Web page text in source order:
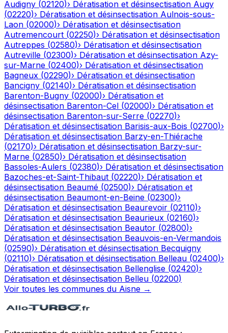
Audigny (02120)› Dératisation et désinsectisation Augy
(02220)› Dératisation et désinsectisation Aulnois-sous-
Laon (02000)› Dératisation et désinsectisation
Autremencourt (02250)› Dératisation et désinsectisation
Autreppes (02580)› Dératisation et désinsectisation
Autreville (02300)› Dératisation et désinsectisation Azy-
sur-Marne (02400)› Dératisation et désinsectisation
Bagneux (02290)› Dératisation et désinsectisation
Bancigny (02140)› Dératisation et désinsectisation
Barenton-Bugny (02000)› Dératisation et
désinsectisation Barenton-Cel (02000)› Dératisation et
désinsectisation Barenton-sur-Serre (02270)›
Dératisation et désinsectisation Barisis-aux-Bois (02700)›
Dératisation et désinsectisation Barzy-en-Thiérache
(02170)› Dératisation et désinsectisation Barzy-sur-
Marne (02850)› Dératisation et désinsectisation
Bassoles-Aulers (02380)› Dératisation et désinsectisation
Bazoches-et-Saint-Thibaut (02220)› Dératisation et
désinsectisation Beaumé (02500)› Dératisation et
désinsectisation Beaumont-en-Beine (02300)›
Dératisation et désinsectisation Beaurevoir (02110)›
Dératisation et désinsectisation Beaurieux (02160)›
Dératisation et désinsectisation Beautor (02800)›
Dératisation et désinsectisation Beauvois-en-Vermandois
(02590)› Dératisation et désinsectisation Becquigny
(02110)› Dératisation et désinsectisation Belleau (02400)›
Dératisation et désinsectisation Bellenglise (02420)›
Dératisation et désinsectisation Belleu (02200)
Voir toutes les communes du Aisne →